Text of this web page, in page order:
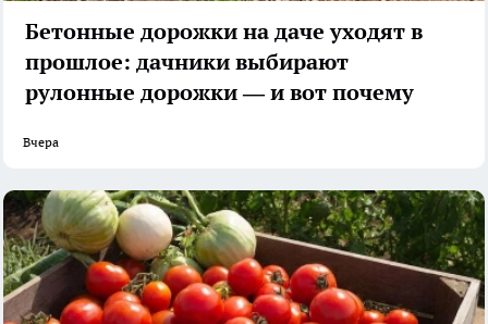
Бетонные дорожки на даче уходят в
прошлое: дачники выбирают
рулонные дорожки — и вот почему
Вчера